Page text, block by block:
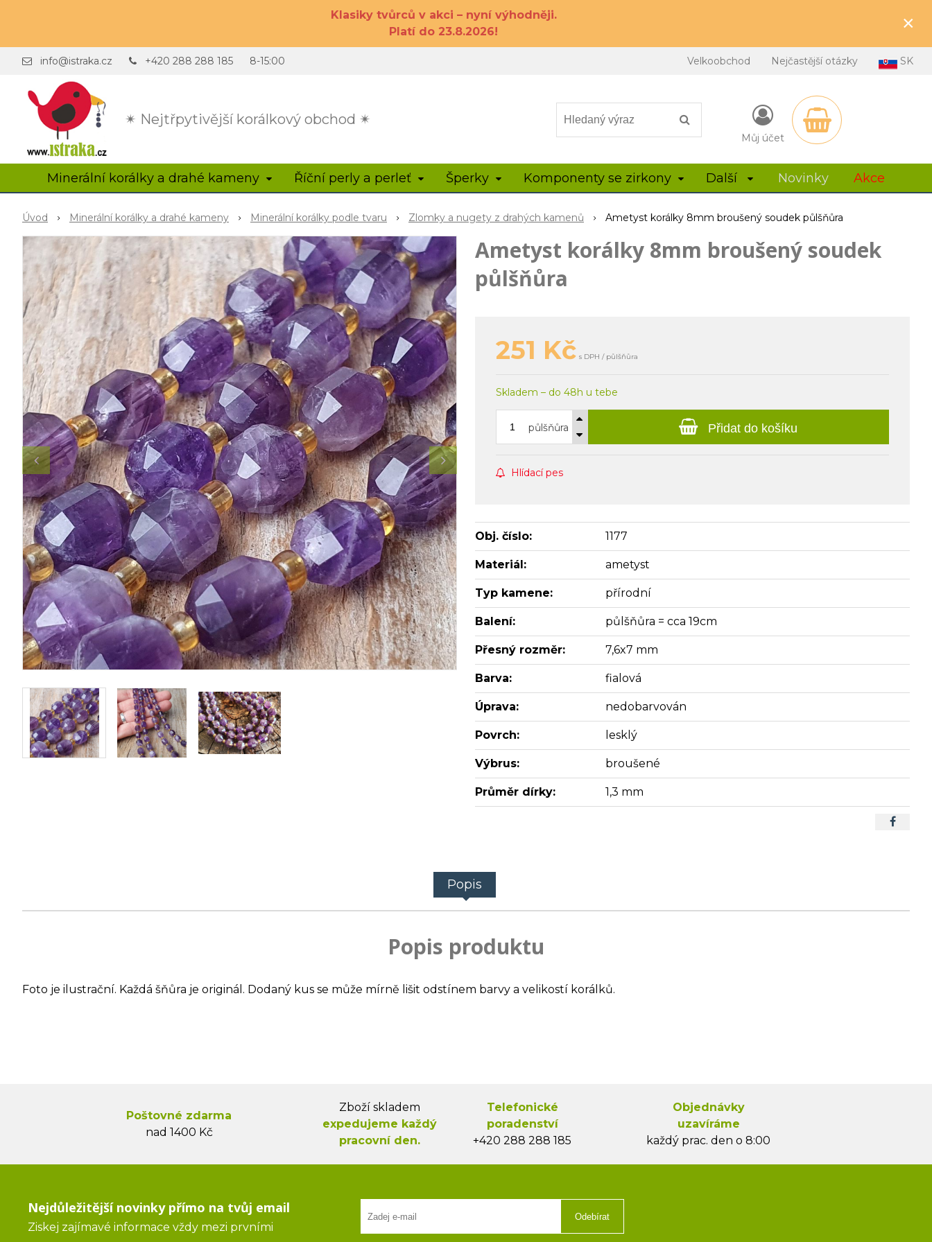
Klasiky tvůrců v akci – nyní výhodněji.
Platí do 23.8.2026!
×
✴ Nejtřpytivější korálkový obchod ✴
info@istraka.cz +420 288 288 185 8-15:00 Velkoobchod Nejčastější otázky SK
Můj účet
Minerální korálky a drahé kameny Říční perly a perleť Šperky Komponenty se zirkony Další Novinky Akce
Úvod Minerální korálky a drahé kameny Minerální korálky podle tvaru Zlomky a nugety z drahých kamenů Ametyst korálky 8mm broušený soudek půlšňůra
Ametyst korálky 8mm broušený soudek
půlšňůra
251 Kč s DPH / půlšňůra
Skladem – do 48h u tebe
půlšňůra Přidat do košíku
Hlídací pes
Obj. číslo: 1177
Materiál: ametyst
Typ kamene: přírodní
Balení: půlšňůra = cca 19cm
Přesný rozměr: 7,6x7 mm
Barva: fialová
Úprava: nedobarvován
Povrch: lesklý
Výbrus: broušené
Průměr dírky: 1,3 mm
Popis
Popis produktu
Foto je ilustrační. Každá šňůra je originál. Dodaný kus se může mírně lišit odstínem barvy a velikostí korálků.
Poštovné zdarma
nad 1400 Kč
Zboží skladem
expedujeme každý
pracovní den.
Telefonické
poradenství
+420 288 288 185
Objednávky
uzavíráme
každý prac. den o 8:00
Nejdůležitější novinky přímo na tvůj email
Ziskej zajímavé informace vždy mezi prvními
Odebírat